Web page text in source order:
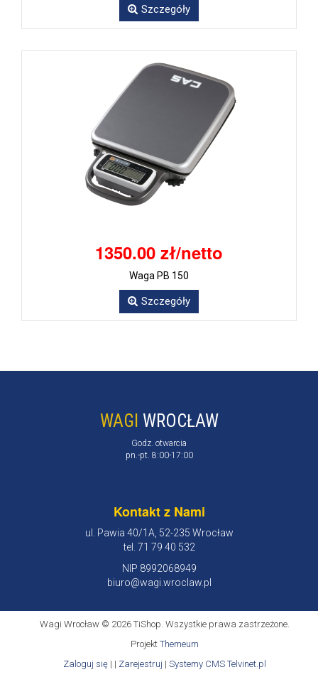
Szczegóły
1350.00 zł/netto
Waga PB 150
Szczegóły
WAGI WROCŁAW
Godz. otwarcia
pn.-pt. 8:00-17:00
Kontakt z Nami
ul. Pawia 40/1A, 52-235 Wrocław
tel. 71 79 40 532
NIP 8992068949
biuro@wagi.wroclaw.pl
Wagi Wrocław © 2026 TiShop. Wszystkie prawa zastrzeżone.
Projekt Themeum
Zaloguj się| | Zarejestruj | Systemy CMS Telvinet.pl